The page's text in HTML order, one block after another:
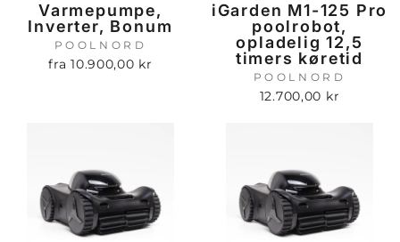
Varmepumpe,
Inverter, Bonum
POOLNORD
fra 10.900,00 kr
iGarden M1-125 Pro
poolrobot,
opladelig 12,5
timers køretid
POOLNORD
12.700,00 kr